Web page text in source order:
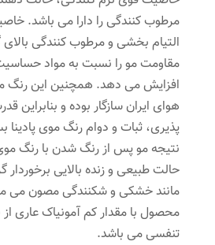
مرطوب کنندگی را دارا می باشد.
التیام بخشی و مرطوب کنندگی بالای
مقاومت مو را نسبت به مواد
افزایش می دهد. همچنین این رنگ
هوای ایران سازگار بوده و بنابراین
پذیری، ثبات و دوام رنگ موی پادینا
نتیجه مو پس از رنگ شدن با رنگ
حالت طبیعی و زنده بالایی برخوردار
مانند خشکی و شکنندگی مصون می
محصول با مقدار کم آمونیاک عاری
تنفسی می باشد.